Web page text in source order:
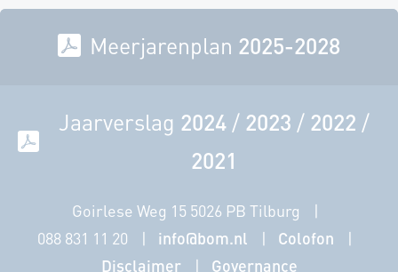
Meerjarenplan 2025-2028
Jaarverslag 2024/ 2023 / 2022 /
2021
Goirlese Weg 15 5026 PB Tilburg
088 831 11 20
info@bom.nl
Colofon
Disclaimer
Governance